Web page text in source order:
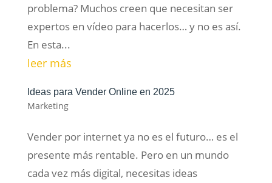
problema? Muchos creen que necesitan ser
expertos en vídeo para hacerlos… y no es así.
En esta...
leer más
Ideas para Vender Online en 2025
Marketing
Vender por internet ya no es el futuro… es el
presente más rentable. Pero en un mundo
cada vez más digital, necesitas ideas